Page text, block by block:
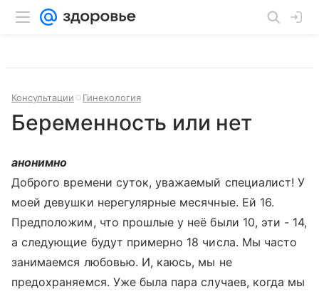
Консультации Гинекология
Беременность или нет
анонимно
Доброго времени суток, уважаемый специалист! У
моей девушки нерегулярные месячные. Ей 16.
Предположим, что прошлые у неё были 10, эти - 14,
а следующие будут примерно 18 числа. Мы часто
занимаемся любовью. И, каюсь, мы не
предохраняемся. Уже была пара случаев, когда мы